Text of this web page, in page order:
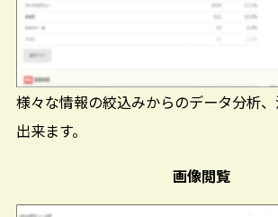
様々な情報の絞込みからのデータ分析
出来ます。
画像閲覧